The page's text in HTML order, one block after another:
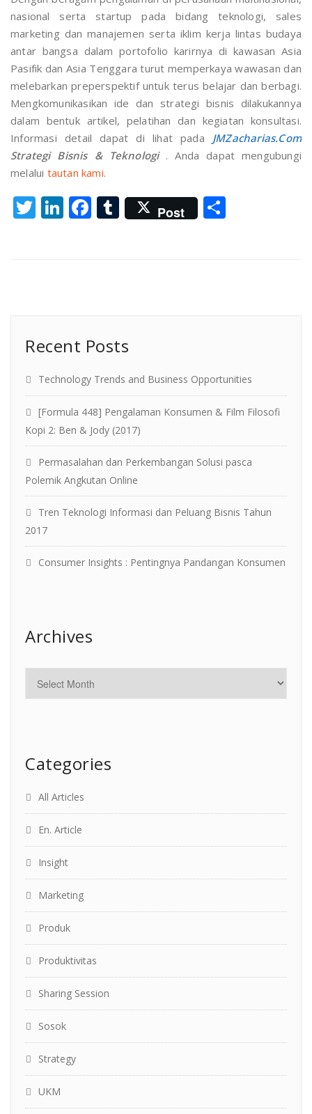
nasional serta startup pada bidang teknologi, sales
marketing dan manajemen serta iklim kerja lintas budaya
antar bangsa dalam portofolio karirnya di kawasan Asia
Pasifik dan Asia Tenggara turut memperkaya wawasan dan
melebarkan preperspektif untuk terus belajar dan berbagi.
Mengkomunikasikan ide dan strategi bisnis dilakukannya
dalam bentuk artikel, pelatihan dan kegiatan konsultasi.
Informasi detail dapat di lihat pada JMZacharias.Com
Strategi Bisnis & Teknologi. Anda dapat mengubungi
melalui tautan kami.
Twitter
LinkedIn
Facebook
Tumblr
Post
Recent Posts
Technology Trends and Business Opportunities
[Formula 448] Pengalaman Konsumen & Film Filosofi
Kopi 2: Ben & Jody (2017)
Permasalahan dan Perkembangan Solusi pasca
Polemik Angkutan Online
Tren Teknologi Informasi dan Peluang Bisnis Tahun
2017
Consumer Insights : Pentingnya Pandangan Konsumen
Archives
Categories
All Articles
En. Article
Insight
Marketing
Produk
Produktivitas
Sharing Session
Sosok
Strategy
UKM